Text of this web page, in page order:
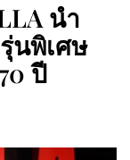
นำ
นพิเศษ
ปี